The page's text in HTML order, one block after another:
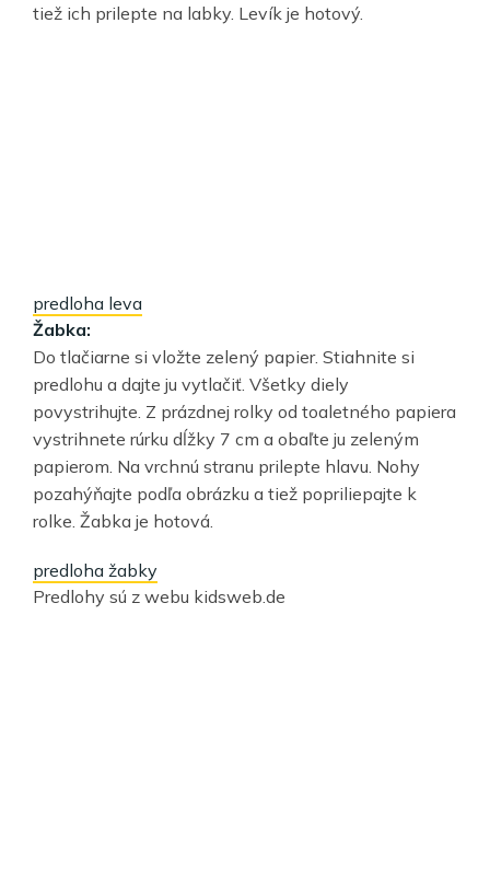
tiež ich prilepte na labky. Levík je hotový.
predloha leva
Žabka:
Do tlačiarne si vložte zelený papier. Stiahnite si
predlohu a dajte ju vytlačiť. Všetky diely
povystrihujte. Z prázdnej rolky od toaletného papiera
vystrihnete rúrku dĺžky 7 cm a obaľte ju zeleným
papierom. Na vrchnú stranu prilepte hlavu. Nohy
pozahýňajte podľa obrázku a tiež popriliepajte k
rolke. Žabka je hotová.
predloha žabky
Predlohy sú z webu kidsweb.de